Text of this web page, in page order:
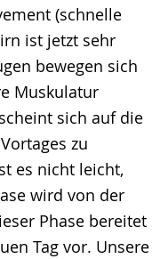
(schnelle
ist jetzt sehr
bewegen sich
Muskulatur
sich auf die
zu
es nicht leicht,
wird von der
Phase bereitet
Tag vor. Unsere